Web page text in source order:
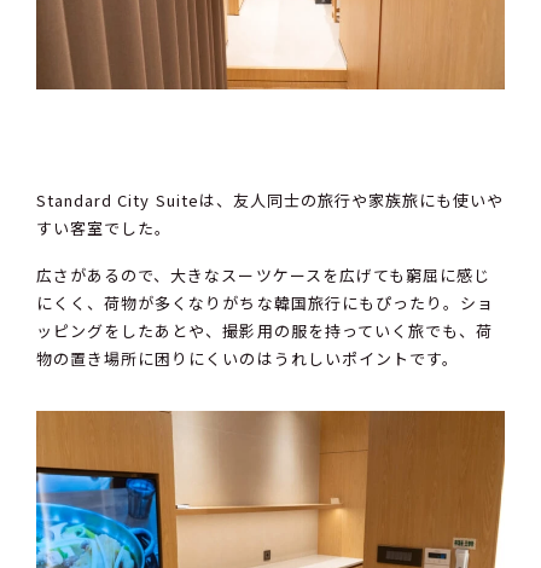
Standard City Suiteは、友人同士の旅行や家族旅にも使いや
すい客室でした。
広さがあるので、大きなスーツケースを広げても窮屈に感じ
にくく、荷物が多くなりがちな韓国旅行にもぴったり。ショ
ッピングをしたあとや、撮影用の服を持っていく旅でも、荷
物の置き場所に困りにくいのはうれしいポイントです。